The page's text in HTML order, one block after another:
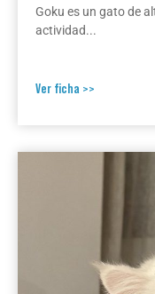
Goku es un gato de
actividad...
Ver ficha >>